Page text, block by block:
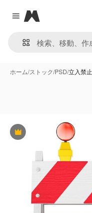
Close menu
Magnific
ホーム/ストック/PSD/立入禁
Premium